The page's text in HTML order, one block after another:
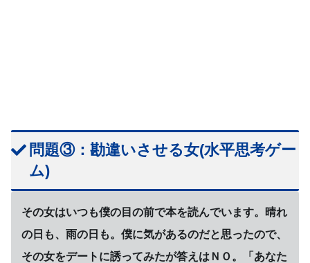
問題③：勘違いさせる女(水平思考ゲー
ム)
その女はいつも僕の目の前で本を読んでいます。晴れ
の日も、雨の日も。僕に気があるのだと思ったので、
その女をデートに誘ってみたが答えはＮＯ。「あなた